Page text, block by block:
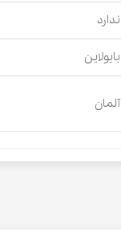
ندارد
بایولاین
آلمان